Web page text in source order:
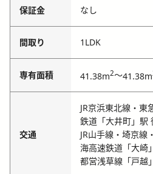
保証金 なし
間取り 1LDK
専有面積 41.38m2～41.38m
交通
JR京浜東北線・東
鉄道「大井町」駅
JR山手線・埼京線
海高速鉄道「大崎
都営浅草線「戸越